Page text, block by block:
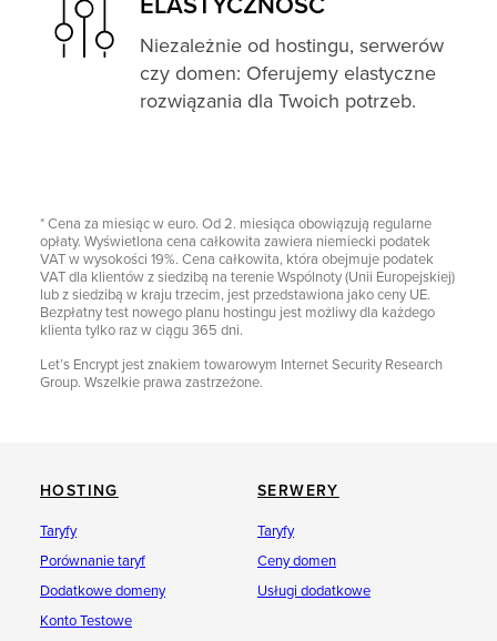
ELASTYCZNOŚĆ
Niezależnie od hostingu, serwerów
czy domen: Oferujemy elastyczne
rozwiązania dla Twoich potrzeb.
* Cena za miesiąc w euro. Od 2. miesiąca obowiązują regularne
opłaty. Wyświetlona cena całkowita zawiera niemiecki podatek
VAT w wysokości 19%. Cena całkowita, która obejmuje podatek
VAT dla klientów z siedzibą na terenie Wspólnoty (Unii Europejskiej)
lub z siedzibą w kraju trzecim, jest przedstawiona jako ceny UE.
Bezpłatny test nowego planu hostingu jest możliwy dla każdego
klienta tylko raz w ciągu 365 dni.
Let’s Encrypt jest znakiem towarowym Internet Security Research
Group. Wszelkie prawa zastrzeżone.
HOSTING
Taryfy
Porównanie taryf
Dodatkowe domeny
Konto Testowe
SERWERY
Taryfy
Ceny domen
Usługi dodatkowe